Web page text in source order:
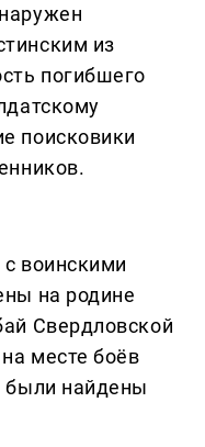
из
погибшего
поисковики
воинскими
на родине
Свердловской
месте боёв
были найдены